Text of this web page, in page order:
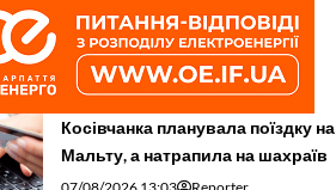
Косівчанка планувала поїздку на
Мальту, а натрапила на шахраїв